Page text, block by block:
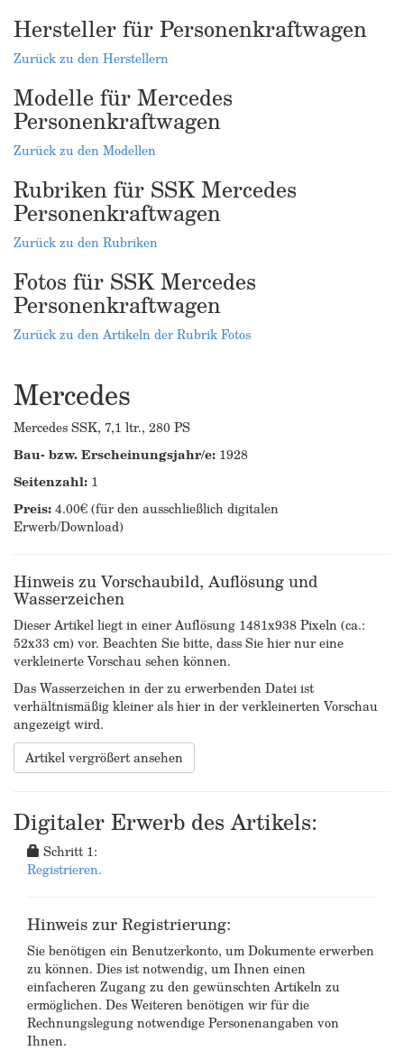
Hersteller für Personenkraftwagen
Zurück zu den Herstellern
Modelle für Mercedes
Personenkraftwagen
Zurück zu den Modellen
Rubriken für SSK Mercedes
Personenkraftwagen
Zurück zu den Rubriken
Fotos für SSK Mercedes
Personenkraftwagen
Zurück zu den Artikeln der Rubrik Fotos
Mercedes
Mercedes SSK, 7,1 ltr., 280 PS
Bau- bzw. Erscheinungsjahr/e: 1928
Seitenzahl: 1
Preis:4.00€ (für den ausschließlich digitalen
Erwerb/Download)
Hinweis zu Vorschaubild, Auflösung und
Wasserzeichen
Dieser Artikel liegt in einer Auflösung 1481x938 Pixeln (ca.:
52x33 cm) vor. Beachten Sie bitte, dass Sie hier nur eine
verkleinerte Vorschau sehen können.
Das Wasserzeichen in der zu erwerbenden Datei ist
verhältnismäßig kleiner als hier in der verkleinerten Vorschau
angezeigt wird.
Artikel vergrößert ansehen
Digitaler Erwerb des Artikels:
Schritt 1:
Registrieren.
Hinweis zur Registrierung:
Sie benötigen ein Benutzerkonto, um Dokumente erwerben
zu können. Dies ist notwendig, um Ihnen einen
einfacheren Zugang zu den gewünschten Artikeln zu
ermöglichen. Des Weiteren benötigen wir für die
Rechnungslegung notwendige Personenangaben von
Ihnen.